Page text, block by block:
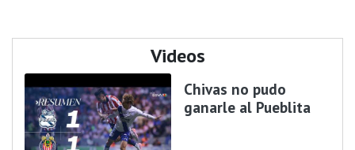
Videos
Chivas no pudo
ganarle al Pueblita